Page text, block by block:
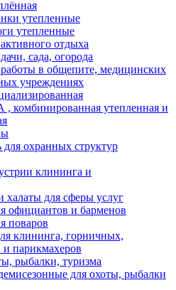
утепленные
утепленные
отдыха
сада, огорода
в общепите, медицинских
учреждениях
комбинированная утепленная и
для охранных структур
клининга и
для сферы услуг
официантов и барменов
поваров
клининга, горничных,
и парикмахеров
рыбалки, туризма
для охоты, рыбалки